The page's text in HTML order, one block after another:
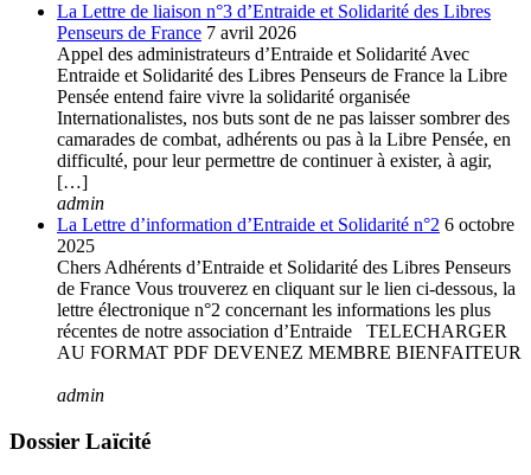
La Lettre de liaison n°3 d’Entraide et Solidarité des Libres
Penseurs de France 7 avril 2026
Appel des administrateurs d’Entraide et Solidarité Avec
Entraide et Solidarité des Libres Penseurs de France la Libre
Pensée entend faire vivre la solidarité organisée
Internationalistes, nos buts sont de ne pas laisser sombrer des
camarades de combat, adhérents ou pas à la Libre Pensée, en
difficulté, pour leur permettre de continuer à exister, à agir,
[…]
admin
La Lettre d’information d’Entraide et Solidarité n°2 6 octobre
2025
Chers Adhérents d’Entraide et Solidarité des Libres Penseurs
de France Vous trouverez en cliquant sur le lien ci-dessous, la
lettre électronique n°2 concernant les informations les plus
récentes de notre association d’Entraide TELECHARGER
AU FORMAT PDF DEVENEZ MEMBRE BIENFAITEUR
admin
Dossier Laïcité